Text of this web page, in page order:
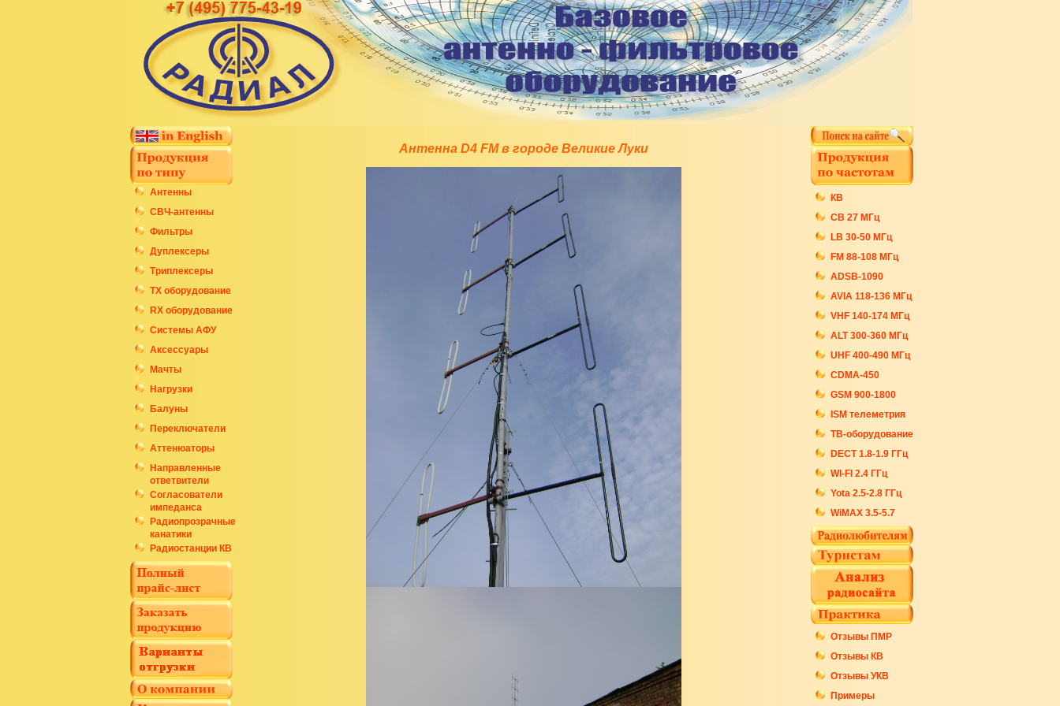
Антенны
СВЧ-антенны
Фильтры
Дуплексеры
Триплексеры
ТХ оборудование
RX оборудование
Системы АФУ
Аксессуары
Мачты
Нагрузки
Балуны
Переключатели
Аттенюаторы
Направленные
ответвители
Согласователи
импеданса
Радиопрозрачные
канатики
Радиостанции КВ
Антенна D4 FM в городе Великие Луки
КВ
СB 27 МГц
LB 30-50 МГц
FM 88-108 МГц
ADSB-1090
AVIA 118-136 МГц
VHF 140-174 МГц
ALT 300-360 МГц
UHF 400-490 МГц
CDMA-450
GSM 900-1800
ISM телеметрия
ТВ-оборудование
DECT 1.8-1.9 ГГц
WI-FI 2.4 ГГц
Yota 2.5-2.8 ГГц
WiMAX 3.5-5.7
Отзывы ПМР
Отзывы КВ
Отзывы УКВ
Примеры